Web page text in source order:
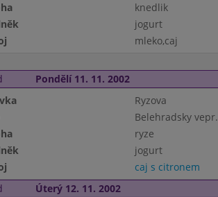
knedlik
jogurt
mleko,caj
Pondělí 11. 11. 2002
Ryzova
Belehradsky
ryze
jogurt
caj s citronem
Úterý 12. 11. 2002